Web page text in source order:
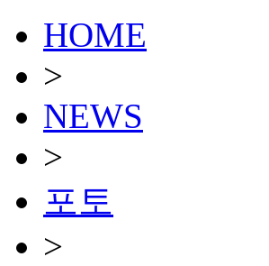
HOME
>
NEWS
>
포토
>